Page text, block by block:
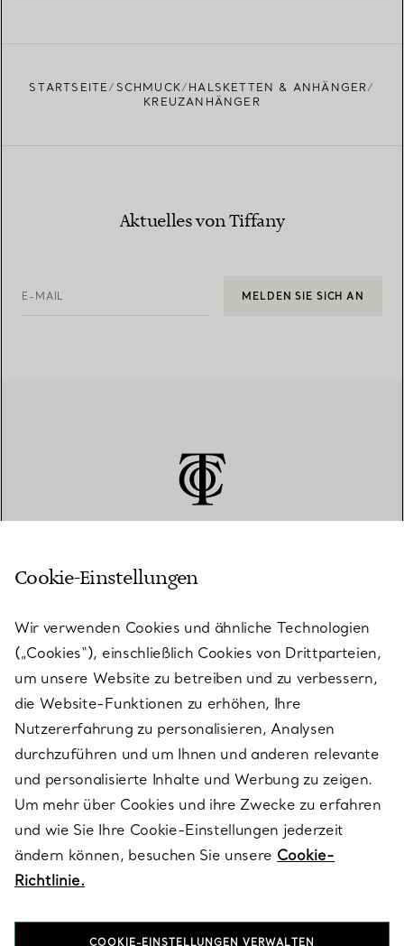
STARTSEITE SCHMUCK
HALSKETTEN & ANHÄNGER
KREUZANHÄNGER
Aktuelles von Tiffany
E-MAIL MELDEN SIE SICH AN
KUNDENSERVICE
SERVICES
ÜBER TIFFANY & CO.
RECHTLICHE HINWEISE
FOLGEN SIE UNS
Cookie-Einstellungen
Wir verwenden Cookies und ähnliche Technologien
(„Cookies“), einschließlich Cookies von Drittparteien,
um unsere Website zu betreiben und zu verbessern,
die Website-Funktionen zu erhöhen, Ihre
Nutzererfahrung zu personalisieren, Analysen
durchzuführen und um Ihnen und anderen relevante
und personalisierte Inhalte und Werbung zu zeigen.
Um mehr über Cookies und ihre Zwecke zu erfahren
und wie Sie Ihre Cookie-Einstellungen jederzeit
ändern können, besuchen Sie unsere Cookie-
Richtlinie.
COOKIE-EINSTELLUNGEN VERWALTEN